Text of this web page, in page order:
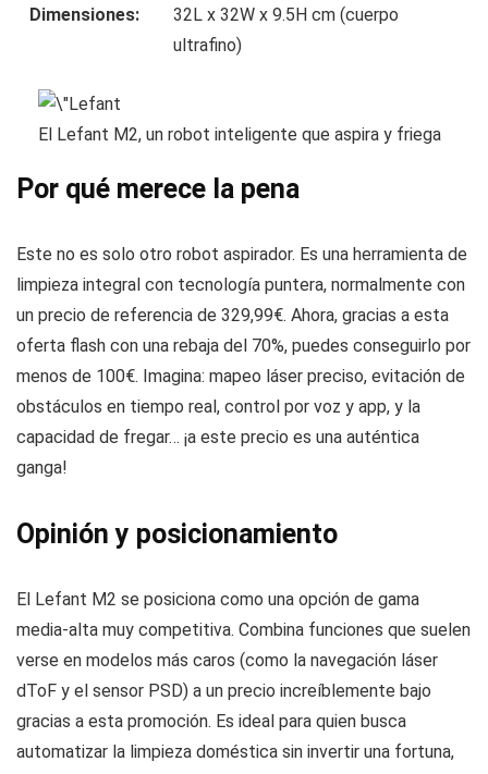
Dimensiones:
32L x 32W x 9.5H cm (cuerpo
ultrafino)
El Lefant M2, un robot inteligente que aspira y friega
Por qué merece la pena
Este no es solo otro robot aspirador. Es una herramienta de
limpieza integral con tecnología puntera, normalmente con
un precio de referencia de 329,99€. Ahora, gracias a esta
oferta flash con una rebaja del 70%, puedes conseguirlo por
menos de 100€. Imagina: mapeo láser preciso, evitación de
obstáculos en tiempo real, control por voz y app, y la
capacidad de fregar… ¡a este precio es una auténtica
ganga!
Opinión y posicionamiento
El Lefant M2 se posiciona como una opción de gama
media-alta muy competitiva. Combina funciones que suelen
verse en modelos más caros (como la navegación láser
dToF y el sensor PSD) a un precio increíblemente bajo
gracias a esta promoción. Es ideal para quien busca
automatizar la limpieza doméstica sin invertir una fortuna,